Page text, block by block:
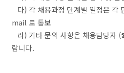
다) 각 채용과정 단계별 일정은 각
mail 로 통보
라) 기타 문의 사항은 채용담당자
랍니다.